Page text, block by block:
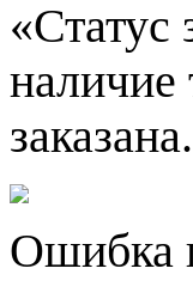
«Статус
наличие
Ошибка